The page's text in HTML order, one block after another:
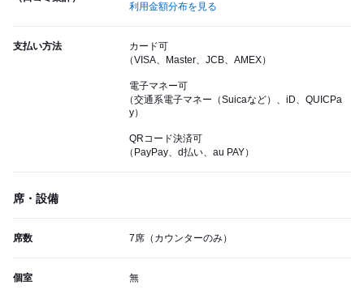
利用金額分布を見る
支払い方法
カード可
（VISA、Master、JCB、AMEX）
電子マネー可
（交通系電子マネー（Suicaなど）、iD、QUICPa
y）
QRコード決済可
（PayPay、d払い、au PAY）
席・設備
席数 7席（カウンターのみ）
個室 無